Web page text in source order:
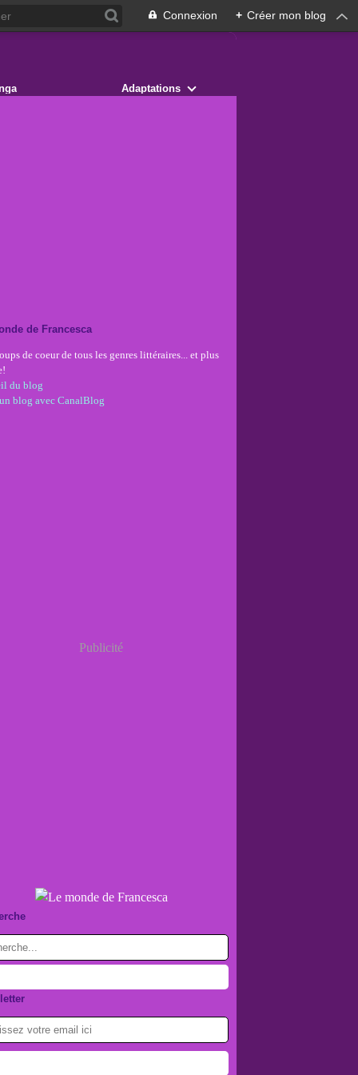
Connexion + Créer mon blog
Adaptations
de Francesca
de coeur de tous les genres littéraires... et plus
du blog
blog avec CanalBlog
Publicité